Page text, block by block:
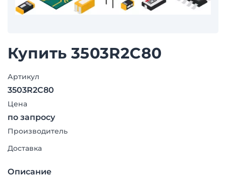
Купить 3503R2C80
Артикул
3503R2C80
Цена
по запросу
Производитель
Доставка
Описание